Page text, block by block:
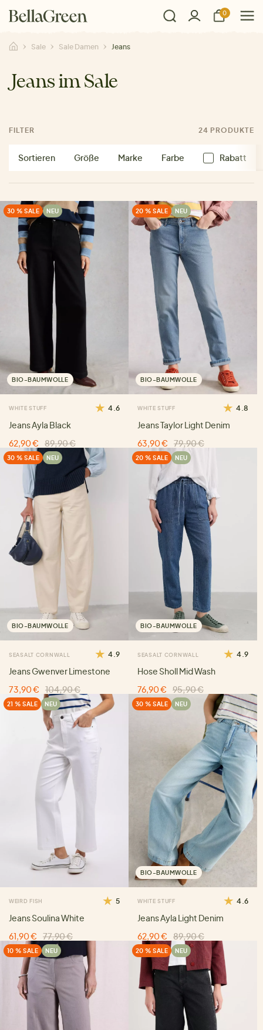
0
Sale Sale Damen Jeans
Jeans im Sale
FILTER 24 PRODUKTE
Sortieren Größe Marke Farbe Rabatt
30 % SALE NEU
BIO-BAUMWOLLE
WHITE STUFF 4.6
Jeans Ayla Black
62,90 €
89,90 €
20 % SALE NEU
BIO-BAUMWOLLE
WHITE STUFF 4.8
Jeans Taylor Light Denim
63,90 €
79,90 €
30 % SALE NEU
BIO-BAUMWOLLE
SEASALT CORNWALL 4.9
Jeans Gwenver Limestone
73,90 €
104,90 €
20 % SALE NEU
BIO-BAUMWOLLE
SEASALT CORNWALL 4.9
Hose Sholl Mid Wash
76,90 €
95,90 €
21 % SALE NEU
WEIRD FISH 5
Jeans Soulina White
61,90 €
77,90 €
30 % SALE NEU
BIO-BAUMWOLLE
WHITE STUFF 4.6
Jeans Ayla Light Denim
62,90 €
89,90 €
10 % SALE NEU 20 % SALE NEU